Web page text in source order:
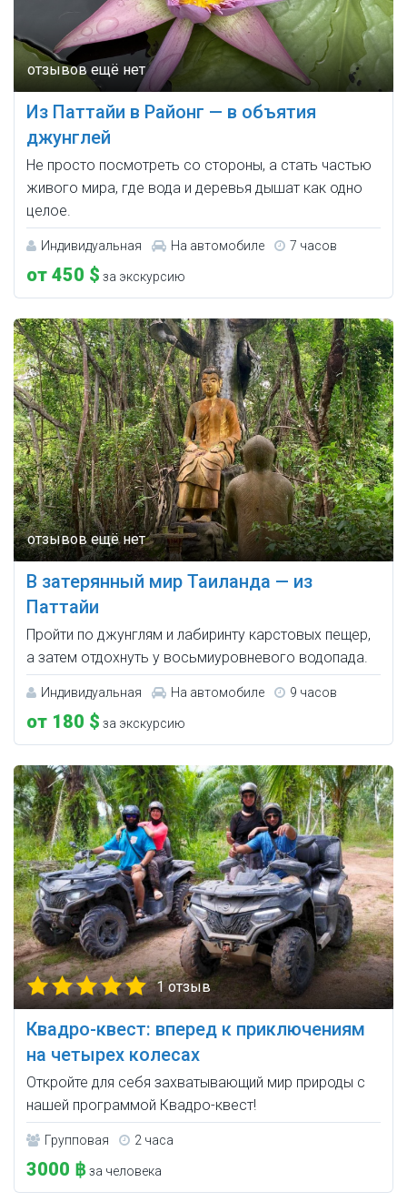
Из Паттайи в Районг — в объятия
джунглей
Не просто посмотреть со стороны, а стать частью
живого мира, где вода и деревья дышат как одно
целое.
Индивидуальная На автомобиле 7 часов
от 450 $ за экскурсию
В затерянный мир Таиланда — из
Паттайи
Пройти по джунглям и лабиринту карстовых пещер,
а затем отдохнуть у восьмиуровневого водопада.
Индивидуальная На автомобиле 9 часов
от 180 $ за экскурсию
1 отзыв
Квадро-квест: вперед к приключениям
на четырех колесах
Откройте для себя захватывающий мир природы с
нашей программой Квадро-квест!
Групповая 2 часа
3000 ฿за человека